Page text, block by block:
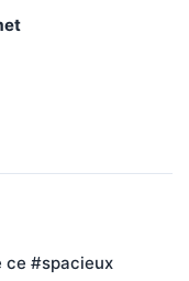
ce #spacieux